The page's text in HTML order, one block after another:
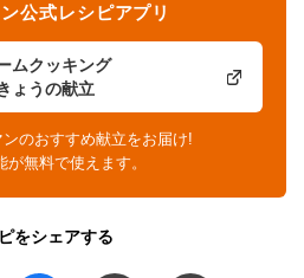
ムクッキング
ょうの献立
公式レシピアプリ
のおすすめ献立をお届け!
が無料で使えます。
をシェアする